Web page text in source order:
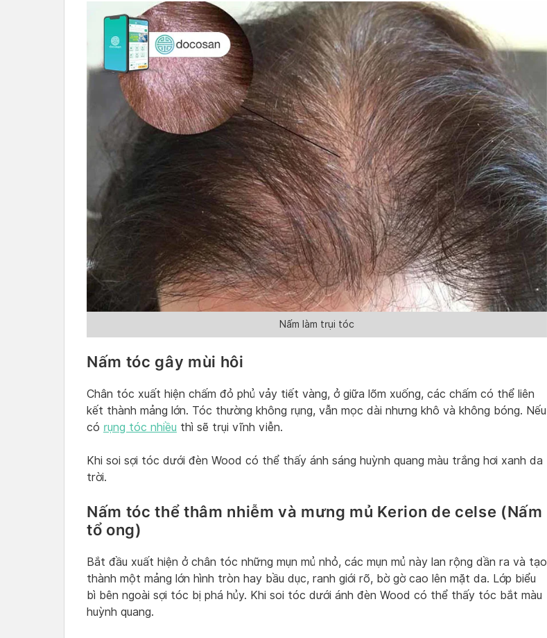
Nấm làm trụi tóc
Nấm tóc gây mùi hôi
Chân tóc xuất hiện chấm đỏ phủ vảy tiết vàng, ở giữa lõm xuống, các chấm có thể liên
kết thành mảng lớn. Tóc thường không rụng, vẫn mọc dài nhưng khô và không bóng. Nếu
có rụng tóc nhiều thì sẽ trụi vĩnh viễn.
Khi soi sợi tóc dưới đèn Wood có thể thấy ánh sáng huỳnh quang màu trắng hơi xanh da
trời.
Nấm tóc thể thâm nhiễm và mưng mủ Kerion de celse (Nấm
tổ ong)
Bắt đầu xuất hiện ở chân tóc những mụn mủ nhỏ, các mụn mủ này lan rộng dần ra và tạo
thành một mảng lớn hình tròn hay bầu dục, ranh giới rõ, bờ gờ cao lên mặt da. Lớp biểu
bì bên ngoài sợi tóc bị phá hủy. Khi soi tóc dưới ánh đèn Wood có thể thấy tóc bắt màu
huỳnh quang.